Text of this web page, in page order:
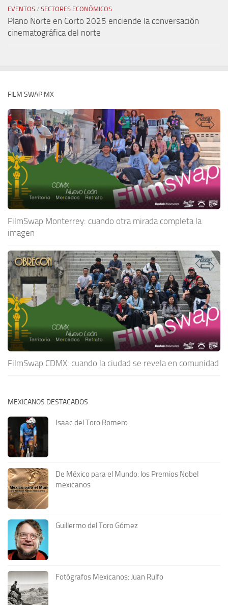
EVENTOS / SECTORES ECONÓMICOS
Plano Norte en Corto 2025 enciende la conversación
cinematográfica del norte
FILM SWAP MX
FilmSwap Monterrey: cuando otra mirada completa la
imagen
FilmSwap CDMX: cuando la ciudad se revela en comunidad
MEXICANOS DESTACADOS
Isaac del Toro Romero
De México para el Mundo: los Premios Nobel
mexicanos
Guillermo del Toro Gómez
Fotógrafos Mexicanos: Juan Rulfo